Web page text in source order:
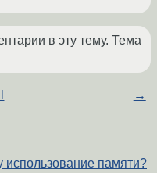
в эту тему. Тема
→
использование памяти?